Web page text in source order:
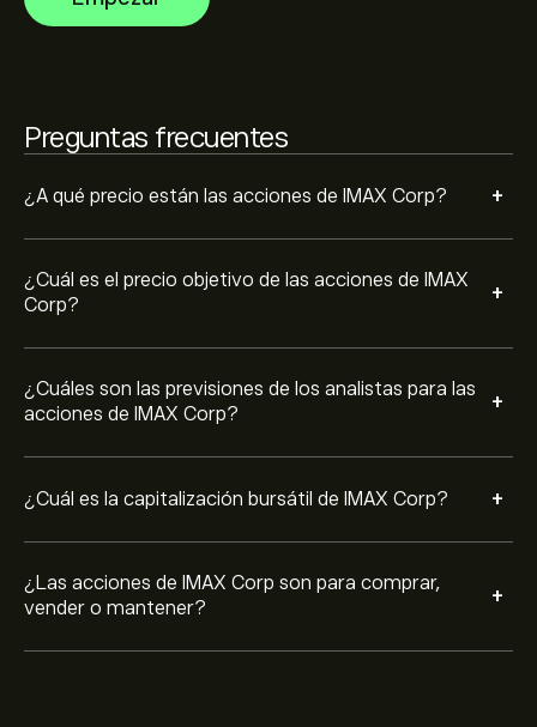
Preguntas frecuentes
¿A qué precio están las acciones de IMAX Corp? +
¿Cuál es el precio objetivo de las acciones de IMAX
Corp?
+
¿Cuáles son las previsiones de los analistas para las
acciones de IMAX Corp?
+
¿Cuál es la capitalización bursátil de IMAX Corp? +
2.73B‎$‎
¿Las acciones de IMAX Corp son para comprar,
vender o mantener?
+
Compra fuerte.